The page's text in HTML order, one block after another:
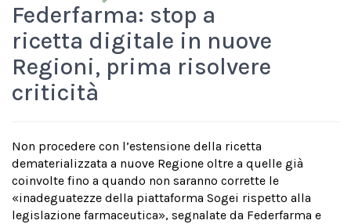
Federfarma: stop a
ricetta digitale in nuove
Regioni, prima risolvere
criticità
Non procedere con l’estensione della ricetta
dematerializzata a nuove Regione oltre a quelle già
coinvolte fino a quando non saranno corrette le
«inadeguatezze della piattaforma Sogei rispetto alla
legislazione farmaceutica», segnalate da Federfarma e